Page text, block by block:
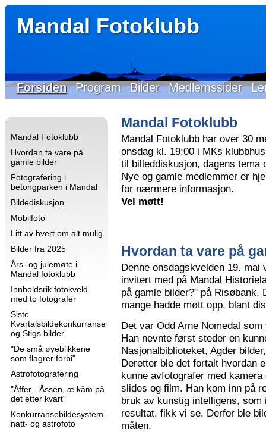
Mandal Fotoklubb
Forsiden Program Bilder Medlemssider
Mandal Fotoklubb
Hvordan ta vare på
gamle bilder
Fotografering i
betongparken i Mandal
Bildediskusjon
Mobilfoto
Litt av hvert om alt mulig
Bilder fra 2025
Års- og julemøte i
Mandal fotoklubb
Innholdsrik fotokveld
med to fotografer
Siste
Kvartalsbildekonkurranse
og Stigs bilder
"De små øyeblikkene
som flagrer forbi"
Astrofotografering
"Åffer - Åssen, æ kåm på
det etter kvart"
Konkurransebildesystem,
natt- og astrofoto
Mandal Fotoklubb
Mandal Fotoklubb har over 30
onsdag kl. 19:00 i MKs
til billeddiskusjon, dagens
Nye og gamle medlemmer er
for nærmere informasjon.
Vel møtt!
Hvordan ta vare på
Denne onsdagskvelden 19.
invitert med på Mandal
på gamle bilder?" på
mange hadde møtt opp, blant
Det var Odd Arne Nomedal
Han nevnte først steder en
Nasjonalbiblioteket, Agder
Deretter ble det fortalt hvordan
kunne avfotografer med
slides og film. Han kom inn på
bruk av kunstig intelligens,
resultat, fikk vi se. Derfor ble
måten.